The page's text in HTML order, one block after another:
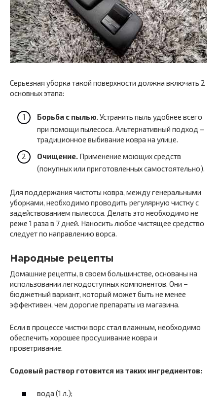
Серьезная уборка такой поверхности должна включать 2
основных этапа:
Борьба с пылью. Устранить пыль удобнее всего
при помощи пылесоса. Альтернативный подход –
традиционное выбивание ковра на улице.
Очищение. Применение моющих средств
(покупных или приготовленных самостоятельно).
Для поддержания чистоты ковра, между генеральными
уборками, необходимо проводить регулярную чистку с
задействованием пылесоса. Делать это необходимо не
реже 1 раза в 7 дней. Наносить любое чистящее средство
следует по направлению ворса.
Народные рецепты
Домашние рецепты, в своем большинстве, основаны на
использовании легкодоступных компонентов. Они –
бюджетный вариант, который может быть не менее
эффективен, чем дорогие препараты из магазина.
Если в процессе чистки ворс стал влажным, необходимо
обеспечить хорошее просушивание ковра и
проветривание.
Содовый раствор готовится из таких ингредиентов:
вода (1 л.);